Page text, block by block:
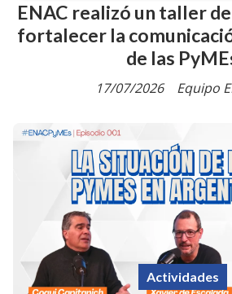
ENAC realizó un taller
fortalecer la
de las
Equipo
17/07/2026
Actividades